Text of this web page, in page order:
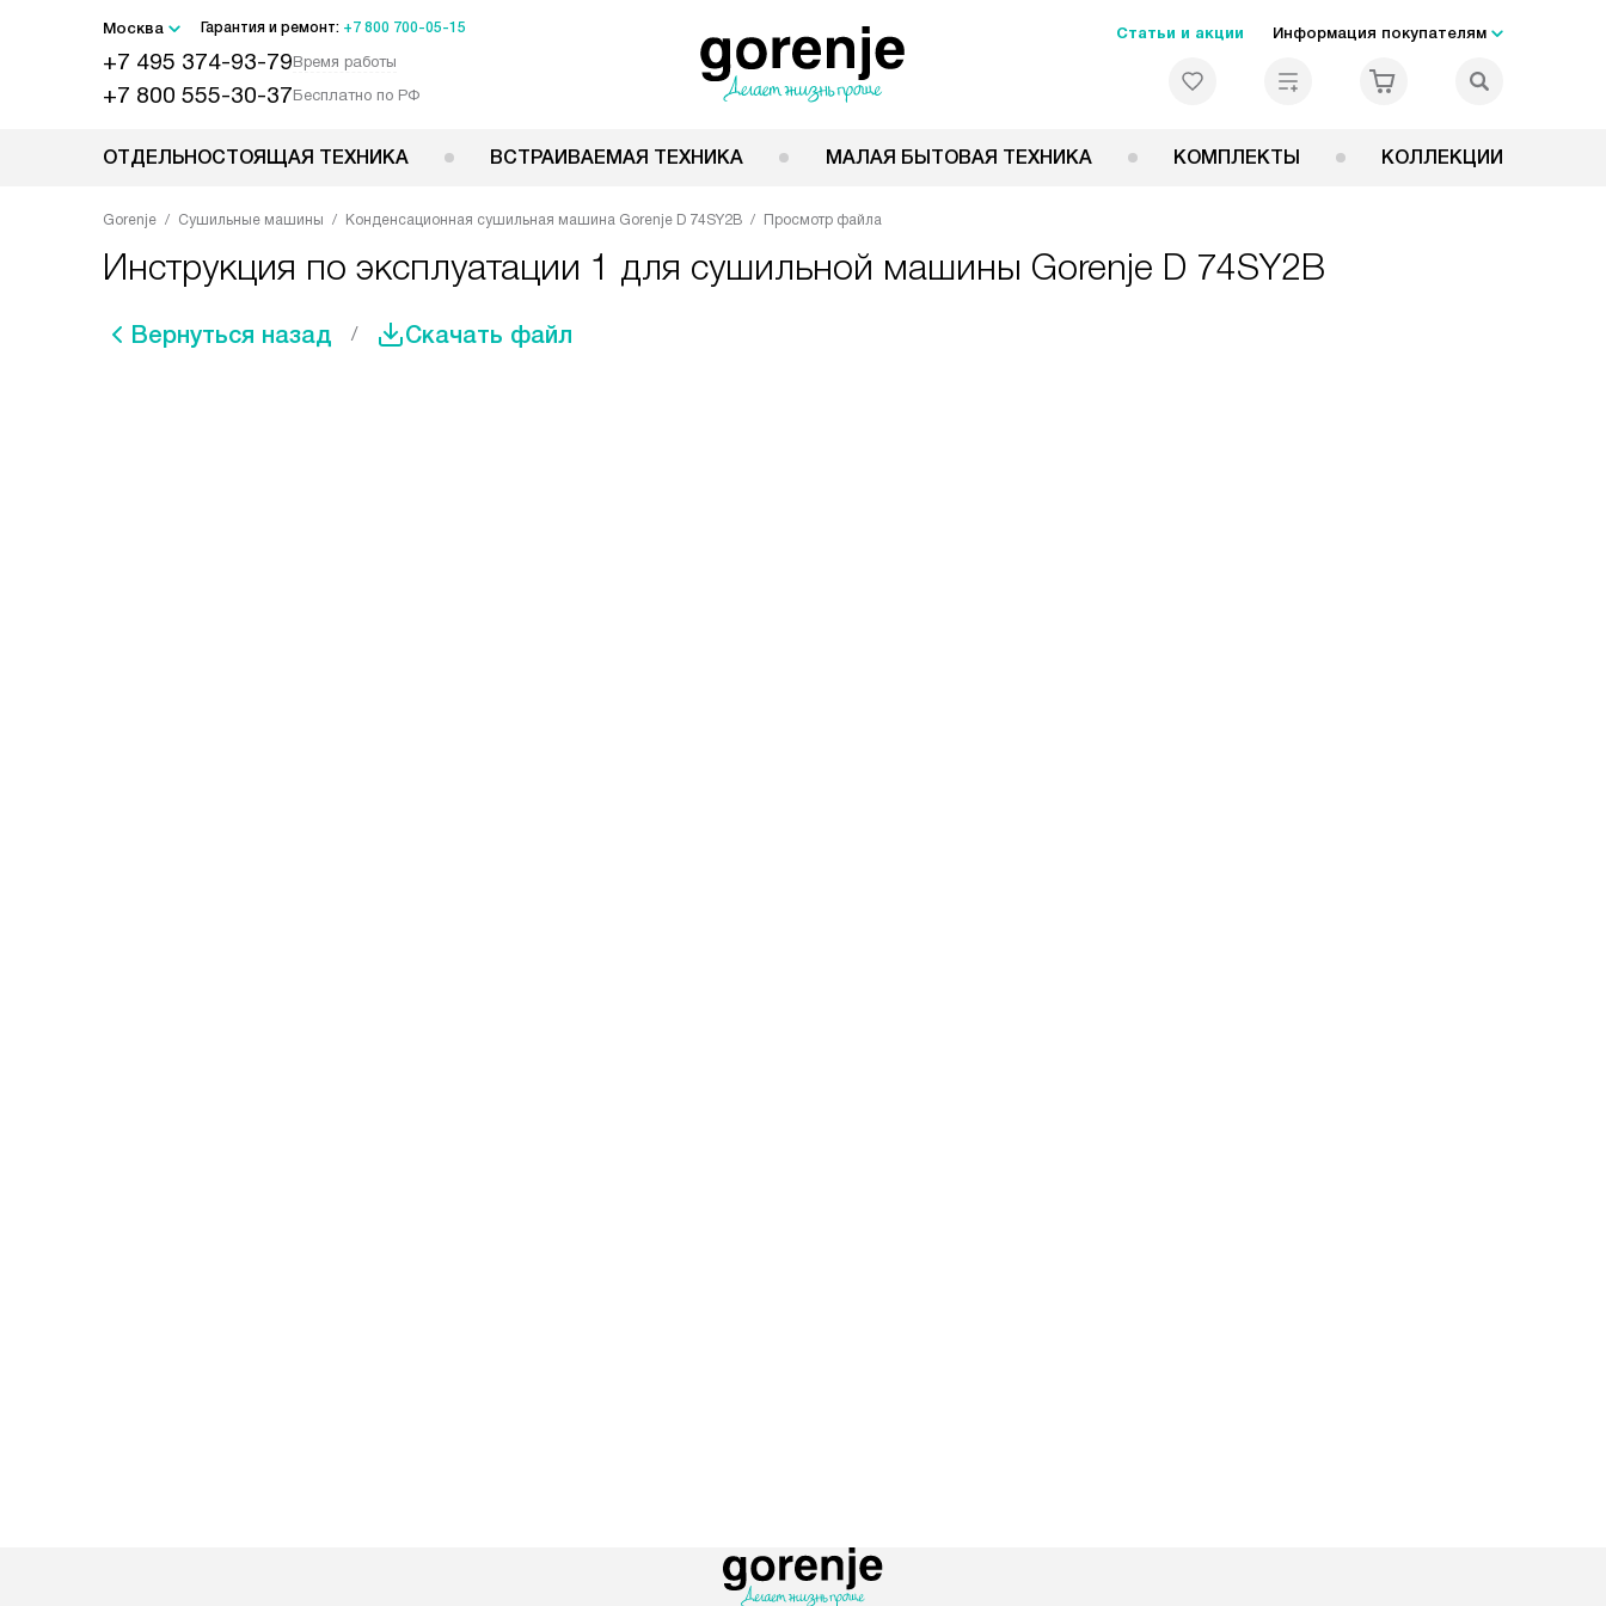
Москва Гарантия и ремонт: +7 800 700-05-15
+7 495 374-93-79Время работы
+7 800 555-30-37Бесплатно по РФ
Статьи и акции Информация покупателям
ОТДЕЛЬНОСТОЯЩАЯ ТЕХНИКА ВСТРАИВАЕМАЯ ТЕХНИКА МАЛАЯ БЫТОВАЯ ТЕХНИКА КОМПЛЕКТЫ КОЛЛЕКЦИИ
Gorenje Сушильные машины Конденсационная сушильная машина Gorenje D 74SY2B Просмотр файла
Инструкция по эксплуатации 1 для сушильной машины Gorenje D 74SY2B
Вернуться назад Скачать файл